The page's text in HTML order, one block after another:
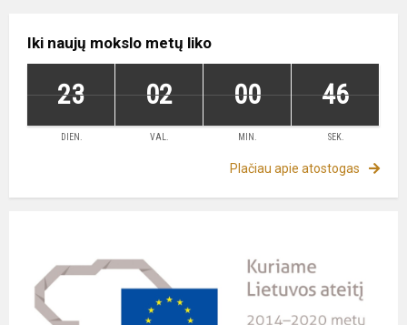
Iki naujų mokslo metų liko
23 02 00 45
DIEN. VAL. MIN. SEK.
Plačiau apie atostogas